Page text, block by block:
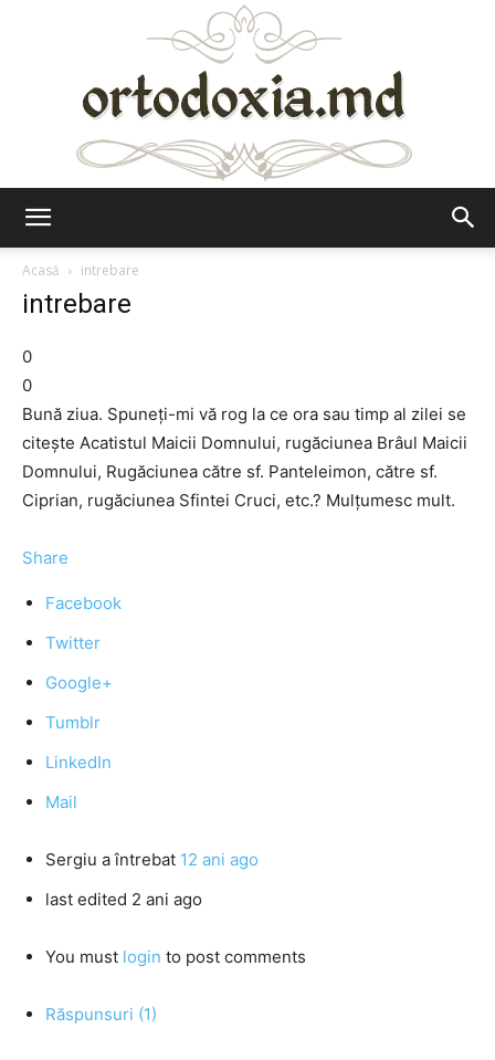
Acasă
intrebare
intrebare
0
0
Bună ziua. Spuneţi-mi vă rog la ce ora sau timp al zilei se
citeşte Acatistul Maicii Domnului, rugăciunea Brâul Maicii
Domnului, Rugăciunea către sf. Panteleimon, către sf.
Ciprian, rugăciunea Sfintei Cruci, etc.? Mulţumesc mult.
Share
Facebook
Twitter
Google+
Tumblr
LinkedIn
Mail
Sergiu a întrebat 12 ani ago
last edited 2 ani ago
You must login to post comments
Răspunsuri (1)